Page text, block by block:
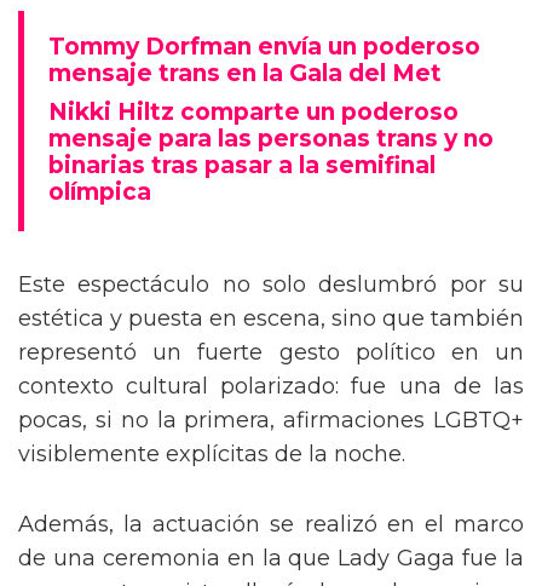
Tommy Dorfman envía un poderoso
mensaje trans en la Gala del Met
Nikki Hiltz comparte un poderoso
mensaje para las personas trans y no
binarias tras pasar a la semifinal
olímpica
Este espectáculo no solo deslumbró por su
estética y puesta en escena, sino que también
representó un fuerte gesto político en un
contexto cultural polarizado: fue una de las
pocas, si no la primera, afirmaciones LGBTQ+
visiblemente explícitas de la noche.
Además, la actuación se realizó en el marco
de una ceremonia en la que Lady Gaga fue la